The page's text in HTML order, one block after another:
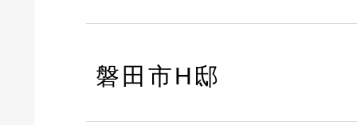
磐田市H邸